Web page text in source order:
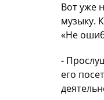
Вот уже
музыку.
«Не
-
его